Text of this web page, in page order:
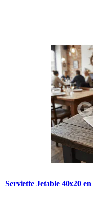
Serviette Jetable 40x20